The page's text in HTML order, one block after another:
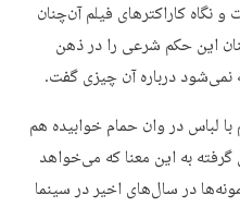
نگاه‌‌ کاراکترهای فیلم آن‌چنان
این حکم شرعی را در ذهن
درباره آن چیزی گفت.
«رحمان ۱۴۰۰» که خانم با لباس در وان حمام خوابیده هم
به این معنا که می‌خواهد
در سال‌های اخیر در سینما